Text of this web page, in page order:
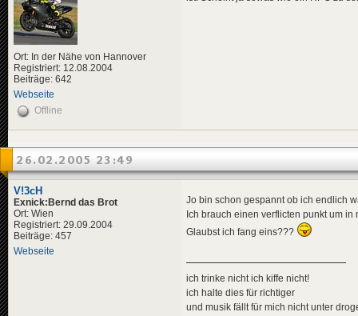
Ort: In der Nähe von Hannover
Registriert: 12.08.2004
Beiträge: 642
Webseite
Offline
26.02.2005 23:49
V!3cH
Exnick:Bernd das Brot
Ort: Wien
Registriert: 29.09.2004
Beiträge: 457
Webseite
Jo bin schon gespannt ob ich endlich
Ich brauch einen verflicten punkt um
Glaubst ich fang eins???
ich trinke nicht ich kiffe nicht!
ich halte dies für richtiger
und musik fällt für mich nicht unter